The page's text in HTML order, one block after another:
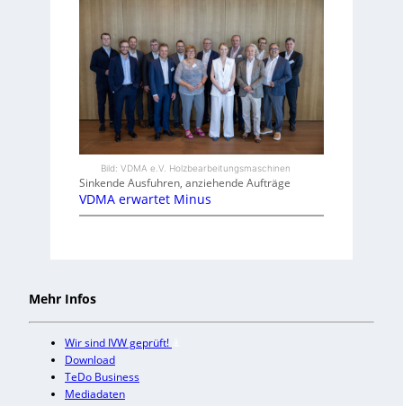
Bild: VDMA e.V. Holzbearbeitungsmaschinen
Sinkende Ausfuhren, anziehende Aufträge
VDMA erwartet Minus
Mehr Infos
Wir sind IVW geprüft!
Download
TeDo Business
Mediadaten